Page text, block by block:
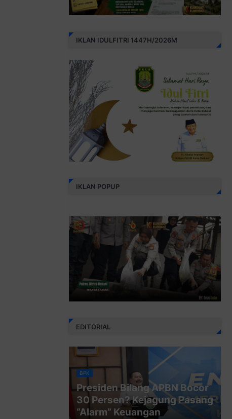
IKLAN IDULFITRI 1447H/2026M
IKLAN POPUP
EDITORIAL
BPK
Presiden Bilang APBN Bocor
30 Persen? Kejagung Pasang
“Alarm” Keuangan